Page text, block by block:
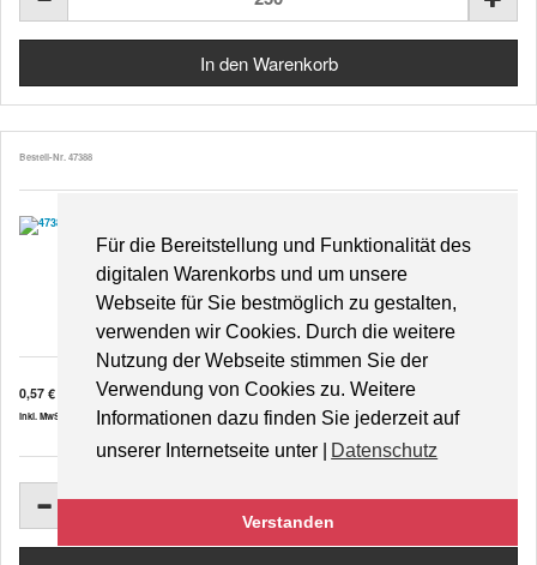
Für die Bereitstellung und Funktionalität des
digitalen Warenkorbs und um unsere
Webseite für Sie bestmöglich zu gestalten,
verwenden wir Cookies. Durch die weitere
Nutzung der Webseite stimmen Sie der
Verwendung von Cookies zu. Weitere
Informationen dazu finden Sie jederzeit auf
unserer Internetseite unter |
Datenschutz
Verstanden
Bestell-Nr. 47388
Hahnenfuß
0,57 €
inkl. MwSt. zzgl. Versandkosten